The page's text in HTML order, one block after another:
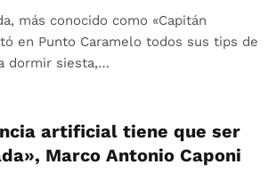
más conocido como «Capitán
en Punto Caramelo todos sus tips de
dormir siesta,…
artificial tiene que ser
Marco Antonio Caponi